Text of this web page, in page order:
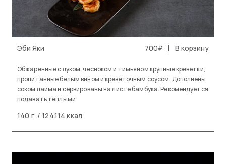
Эби Яки 700₽ | В корзину
Обжаренные с луком, чесноком и тимьяном крупные креветки,
пропитанные белым вином и креветочным соусом. Дополнены
соком лайма и сервированы на листе бамбука. Рекомендуется
подавать теплыми
140 г. / 124.114 ккал